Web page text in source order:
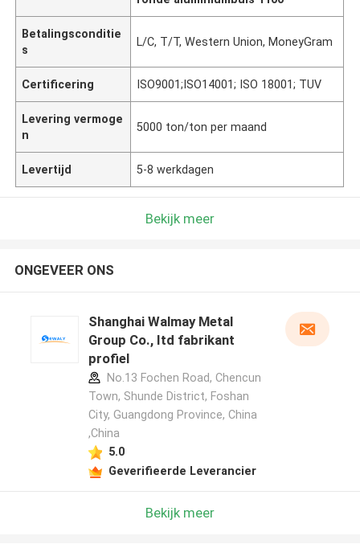
Betalingsconditie
s
L/C, T/T, Western Union, MoneyGram
Certificering ISO9001;ISO14001; ISO 18001; TUV
Levering vermoge
n
5000 ton/ton per maand
Levertijd 5-8 werkdagen
Bekijk meer
ONGEVEER ONS
Shanghai Walmay Metal
Group Co., Itd fabrikant
profiel
No.13 Fochen Road, Chencun
Town, Shunde District, Foshan
City, Guangdong Province, China
,China
5.0
Geverifieerde Leverancier
Bekijk meer